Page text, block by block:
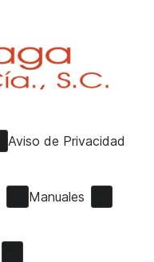
Aviso de Privacidad
Manuales